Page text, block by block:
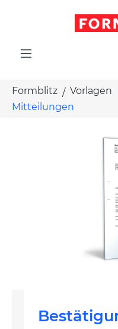
Formblitz Vorlagen
Mitteilungen